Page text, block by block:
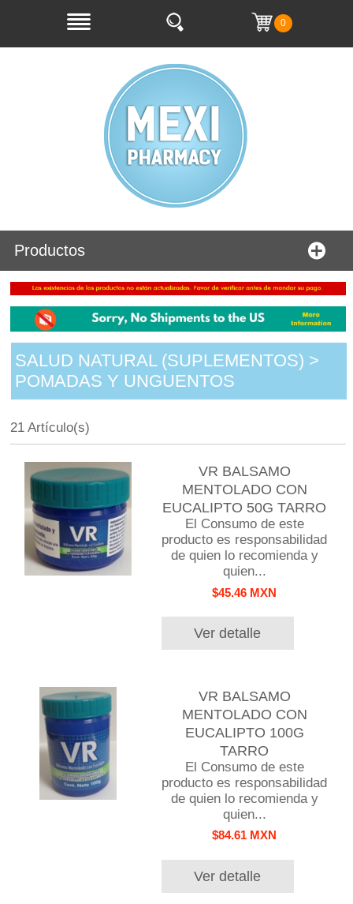
0
Productos
SALUD NATURAL (SUPLEMENTOS) >
POMADAS Y UNGUENTOS
21 Artículo(s)
VR BALSAMO
MENTOLADO CON
EUCALIPTO 50G TARRO
El Consumo de este
producto es responsabilidad
de quien lo recomienda y
quien...
$45.46 MXN
Ver detalle
VR BALSAMO
MENTOLADO CON
EUCALIPTO 100G
TARRO
El Consumo de este
producto es responsabilidad
de quien lo recomienda y
quien...
$84.61 MXN
Ver detalle